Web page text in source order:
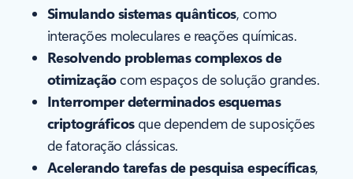
Simulando sistemas quânticos, como
interações moleculares e reações químicas.
Resolvendo problemas complexos de
otimizaçãocom espaços de solução grandes.
Interromper determinados esquemas
criptográficosque dependem de suposições
de fatoração clássicas.
Acelerando tarefas de pesquisa específicas,